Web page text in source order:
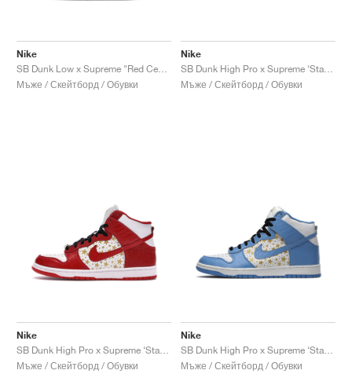
Nike
Мъже / Скейтборд / Обувки
Nike
Мъже / Скейтборд / Обувки
Nike
Мъже / Скейтборд / Обувки
Nike
Мъже / Скейтборд / Обувки